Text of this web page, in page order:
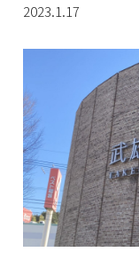
2023.1.17